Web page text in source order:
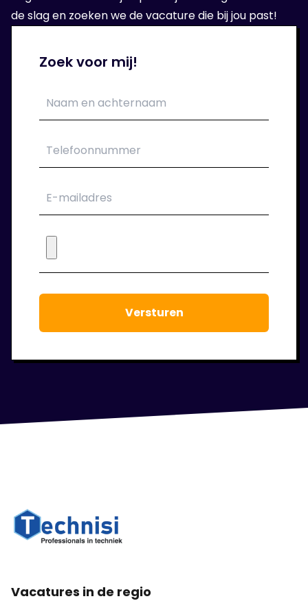
5. Aan de slag!
kan je aan de slag bij je nieuwe
6. Wij blijven klaar staan!
Tijdens de periode dat je bij ons in dienst
bent houden we regelmatig contact. We
staan voor je klaar om jouw werkgeluk voort
Zoek voor mij!
de slag en zoeken we de vacature die bij jou past!
Vacatures in de regio